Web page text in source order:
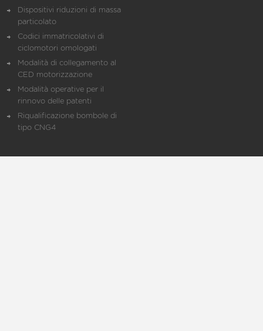
Dispositivi riduzioni di massa
particolato
Codici immatricolativi di
ciclomotori omologati
Modalità di collegamento al
CED motorizzazione
Modalità operative per il
rinnovo delle patenti
Riqualificazione bombole di
tipo CNG4